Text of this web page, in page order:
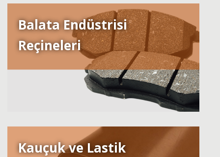
Balata Endüstrisi
Reçineleri
Kauçuk ve Lastik